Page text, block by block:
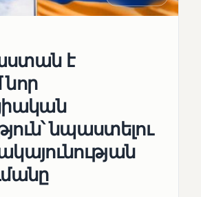
է
նոր
նպաստելու